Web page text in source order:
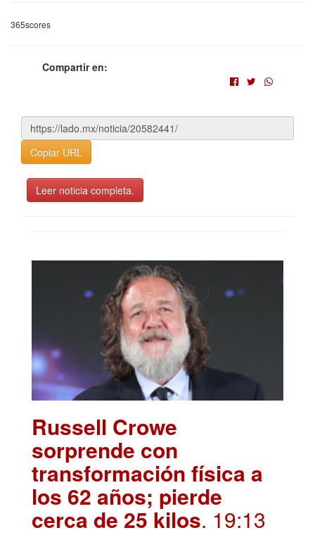
365scores
Compartir en:
Copiar URL
Leer noticia completa.
Russell Crowe
sorprende con
transformación física a
los 62 años; pierde
cerca de 25 kilos. 19:13